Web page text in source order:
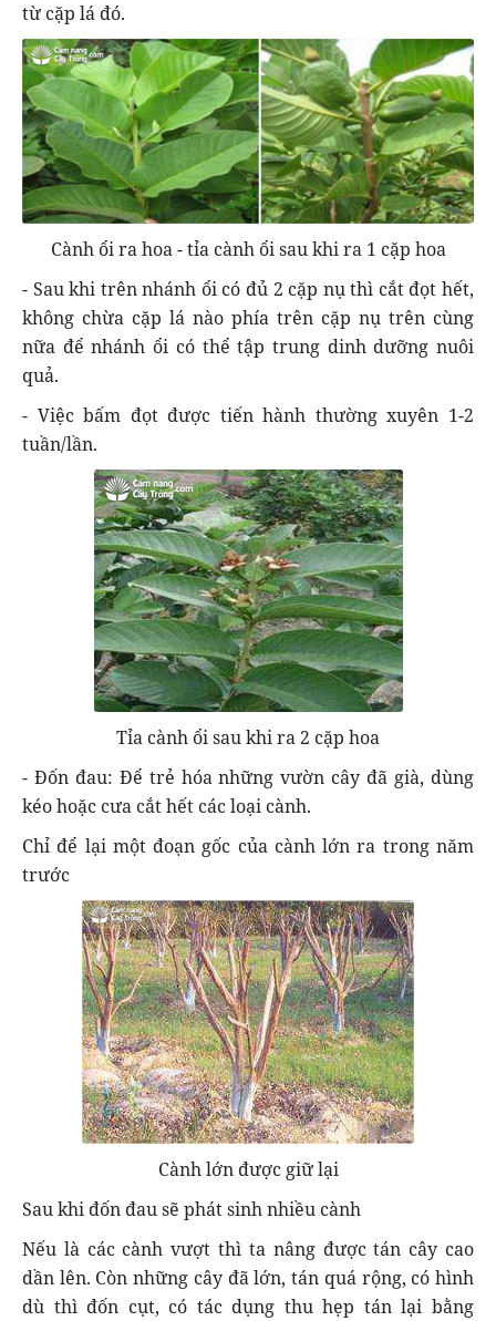
từ cặp lá đó.
Cành ổi ra hoa - tỉa cành ổi sau khi ra 1 cặp hoa
- Sau khi trên nhánh ổi có đủ 2 cặp nụ thì cắt đọt hết,
không chừa cặp lá nào phía trên cặp nụ trên cùng
nữa để nhánh ổi có thể tập trung dinh dưỡng nuôi
quả.
- Việc bấm đọt được tiến hành thường xuyên 1-2
tuần/lần.
Tỉa cành ổi sau khi ra 2 cặp hoa
- Đốn đau: Để trẻ hóa những vườn cây đã già, dùng
kéo hoặc cưa cắt hết các loại cành.
Chỉ để lại một đoạn gốc của cành lớn ra trong năm
trước
Cành lớn được giữ lại
Sau khi đốn đau sẽ phát sinh nhiều cành
Nếu là các cành vượt thì ta nâng được tán cây cao
dần lên. Còn những cây đã lớn, tán quá rộng, có hình
dù thì đốn cụt, có tác dụng thu hẹp tán lại bằng